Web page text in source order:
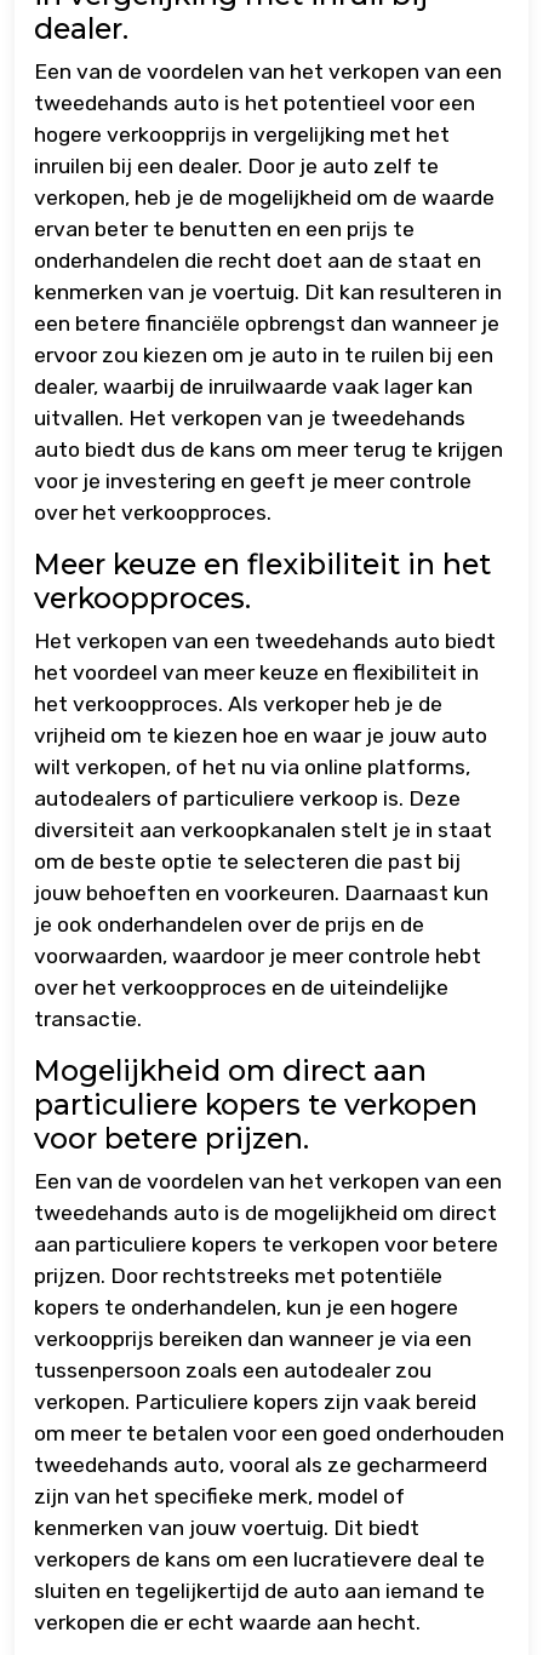
dealer.
Een van de voordelen van het verkopen van een
tweedehands auto is het potentieel voor een
hogere verkoopprijs in vergelijking met het
inruilen bij een dealer. Door je auto zelf te
verkopen, heb je de mogelijkheid om de waarde
ervan beter te benutten en een prijs te
onderhandelen die recht doet aan de staat en
kenmerken van je voertuig. Dit kan resulteren in
een betere financiële opbrengst dan wanneer je
ervoor zou kiezen om je auto in te ruilen bij een
dealer, waarbij de inruilwaarde vaak lager kan
uitvallen. Het verkopen van je tweedehands
auto biedt dus de kans om meer terug te krijgen
voor je investering en geeft je meer controle
over het verkoopproces.
Meer keuze en flexibiliteit in het
verkoopproces.
Het verkopen van een tweedehands auto biedt
het voordeel van meer keuze en flexibiliteit in
het verkoopproces. Als verkoper heb je de
vrijheid om te kiezen hoe en waar je jouw auto
wilt verkopen, of het nu via online platforms,
autodealers of particuliere verkoop is. Deze
diversiteit aan verkoopkanalen stelt je in staat
om de beste optie te selecteren die past bij
jouw behoeften en voorkeuren. Daarnaast kun
je ook onderhandelen over de prijs en de
voorwaarden, waardoor je meer controle hebt
over het verkoopproces en de uiteindelijke
transactie.
Mogelijkheid om direct aan
particuliere kopers te verkopen
voor betere prijzen.
Een van de voordelen van het verkopen van een
tweedehands auto is de mogelijkheid om direct
aan particuliere kopers te verkopen voor betere
prijzen. Door rechtstreeks met potentiële
kopers te onderhandelen, kun je een hogere
verkoopprijs bereiken dan wanneer je via een
tussenpersoon zoals een autodealer zou
verkopen. Particuliere kopers zijn vaak bereid
om meer te betalen voor een goed onderhouden
tweedehands auto, vooral als ze gecharmeerd
zijn van het specifieke merk, model of
kenmerken van jouw voertuig. Dit biedt
verkopers de kans om een lucratievere deal te
sluiten en tegelijkertijd de auto aan iemand te
verkopen die er echt waarde aan hecht.